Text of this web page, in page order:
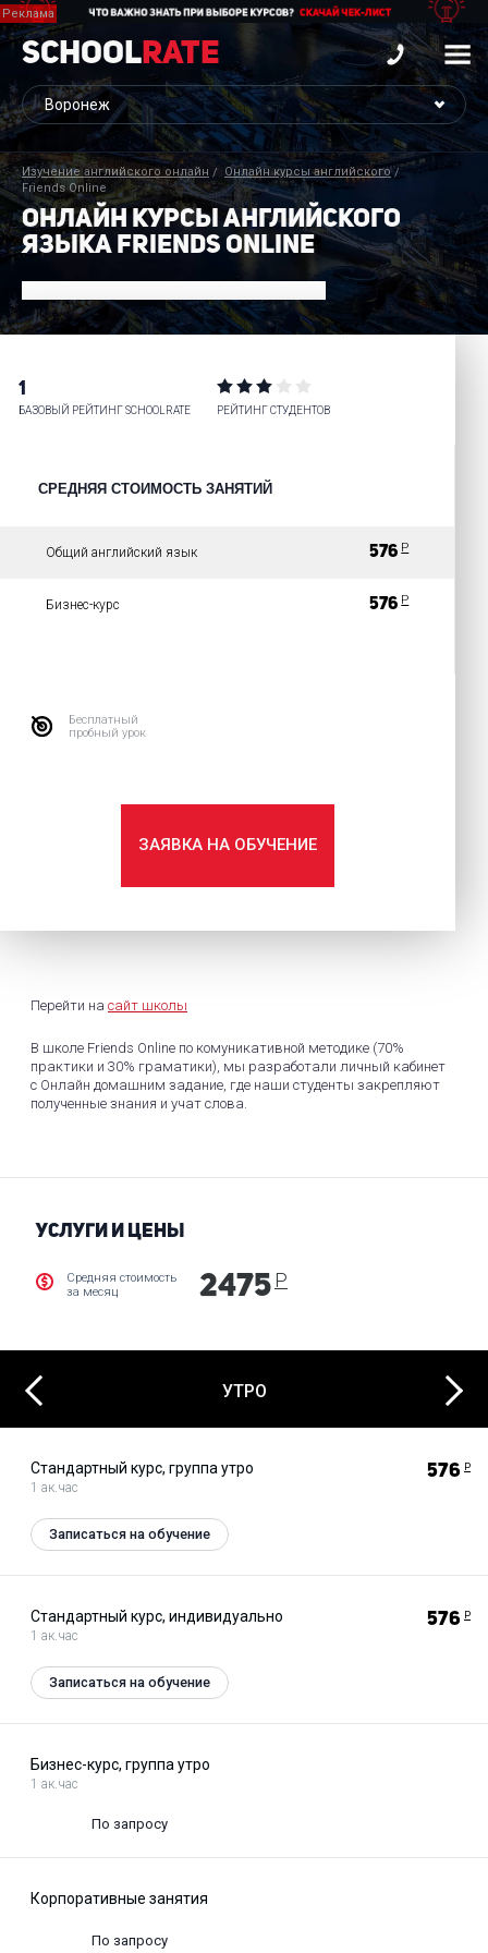
School Rate
Изучение английского онлайн
Онлайн курсы английского
Friends Online
ОНЛАЙН КУРСЫ АНГЛИЙСКОГО
ЯЗЫКА FRIENDS ONLINE
1
БАЗОВЫЙ РЕЙТИНГ SCHOOLRATE РЕЙТИНГ СТУДЕНТОВ
СРЕДНЯЯ СТОИМОСТЬ ЗАНЯТИЙ
Общий английский язык 576 P
Бизнес-курс 576 P
Бесплатный
пробный урок
ЗАЯВКА НА ОБУЧЕНИЕ
Перейти на сайт школы
В школе Friends Online по комуникативной методике (70%
практики и 30% граматики), мы разработали личный кабинет
с Онлайн домашним задание, где наши студенты закрепляют
полученные знания и учат слова.
УСЛУГИ И ЦЕНЫ
Средняя стоимость
за месяц
2475 Р
Previous УТРО
Стандартный курс, группа утро
1 ак.час
576 Р
Записаться на обучение
Стандартный курс, индивидуально
1 ак.час
576 Р
Записаться на обучение
Бизнес-курс, группа утро
1 ак.час
По запросу
Корпоративные занятия
По запросу
Next